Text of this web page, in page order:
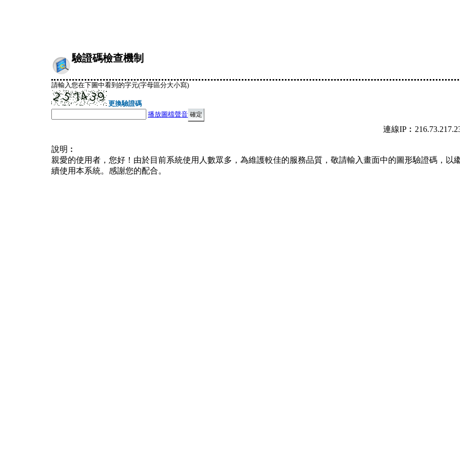
驗證碼檢查機制
請輸入您在下圖中看到的字元(字母區分大小寫)
更換驗證碼
播放圖檔聲音
連線
說明︰
親愛的使用者，您好！由於目前系統使用人數眾多，為維護較佳的服務品質，敬請輸入畫面中的圖形驗證碼，以
續使用本系統。感謝您的配合。